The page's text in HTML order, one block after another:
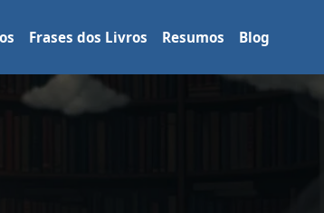
Frases dos Livros Resumos Blog